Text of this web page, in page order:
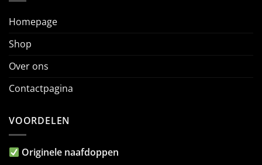
Homepage
Shop
Over ons
Contactpagina
VOORDELEN
Originele naafdoppen